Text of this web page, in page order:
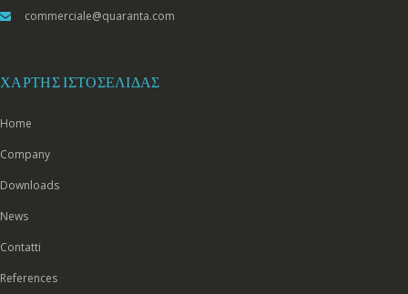
commerciale@quaranta.com
ΧΆΡΤΗΣ ΙΣΤΟΣΕΛΊΔΑΣ
Home
Company
Downloads
News
Contatti
References